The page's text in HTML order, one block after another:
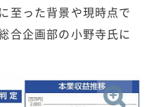
至った背景や現時点で
合企画部の小野寺氏に